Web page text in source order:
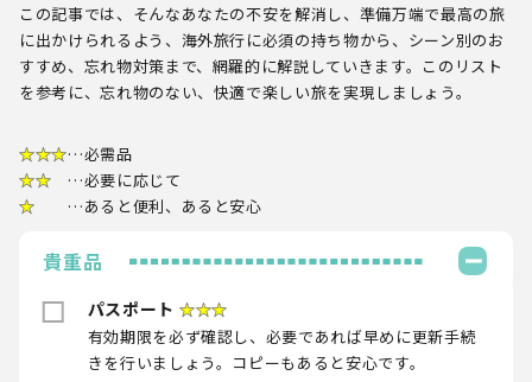
この記事では、そんなあなたの不安を解消し、準備万端で最高の旅
に出かけられるよう、海外旅行に必須の持ち物から、シーン別のお
すすめ、忘れ物対策まで、網羅的に解説していきます。このリスト
を参考に、忘れ物のない、快適で楽しい旅を実現しましょう。
★★★
★★
★
…必需品
…必要に応じて
…あると便利、あると安心
貴重品
パスポート ★★★
有効期限を必ず確認し、必要であれば早めに更新手続
きを行いましょう。コピーもあると安心です。